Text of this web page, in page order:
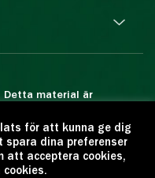
Detta material är
är förbjuden.
ange källan:
utgivare:
för att kunna ge dig
spara dina preferenser
att acceptera cookies,